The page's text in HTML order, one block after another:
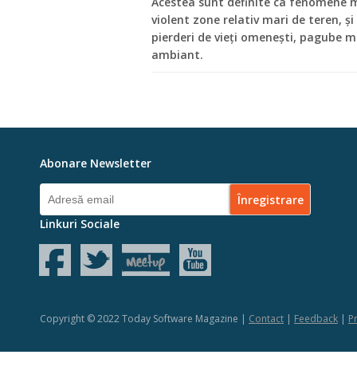
violent zone relativ mari de teren,
pierderi de vieți omenești, pagube
ambiant.
Abonare Newsletter
Linkuri Sociale
Copyright © 2022 Today Software Magazine | Contact | Feedback |